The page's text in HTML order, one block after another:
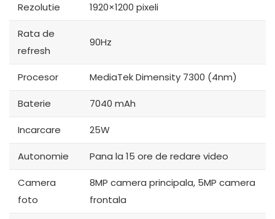
Rezolutie 1920×1200 pixeli
Rata de
refresh
90Hz
Procesor MediaTek Dimensity 7300 (4nm)
Baterie 7040 mAh
Incarcare 25W
Autonomie Pana la 15 ore de redare video
Camera
foto
8MP camera principala, 5MP camera
frontala